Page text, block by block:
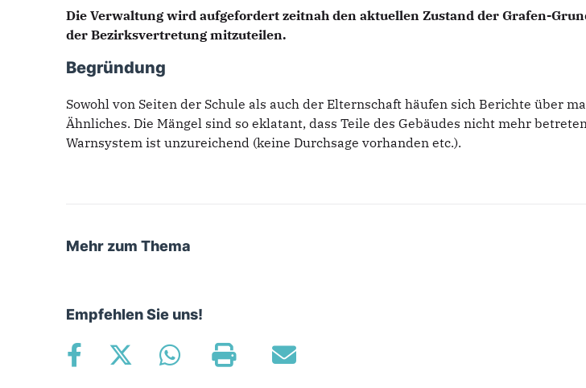
Die Verwaltung wird aufgefordert zeitnah den aktuellen Zustand der Grafen-
der Bezirksvertretung mitzuteilen.
Begründung
Sowohl von Seiten der Schule als auch der Elternschaft häufen sich Berichte über
Ähnliches. Die Mängel sind so eklatant, dass Teile des Gebäudes nicht mehr
Warnsystem ist unzureichend (keine Durchsage vorhanden etc.).
Mehr zum Thema
Empfehlen Sie uns!